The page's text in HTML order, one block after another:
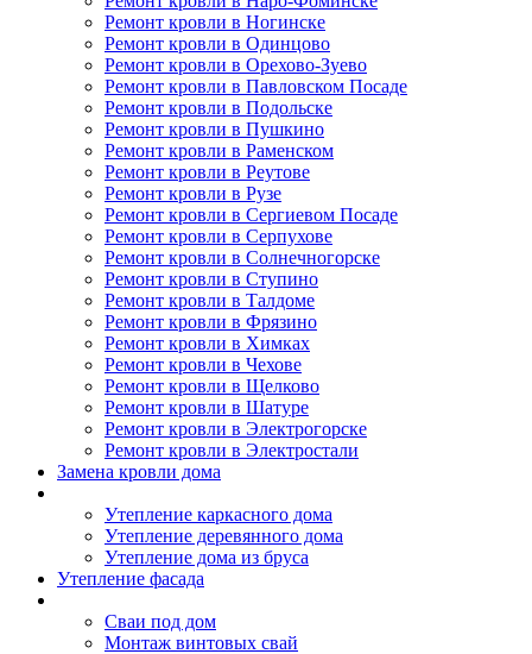
Ремонт кровли в Ногинске
Ремонт кровли в Одинцово
Ремонт кровли в Орехово-Зуево
Ремонт кровли в Павловском Посаде
Ремонт кровли в Подольске
Ремонт кровли в Пушкино
Ремонт кровли в Раменском
Ремонт кровли в Реутове
Ремонт кровли в Рузе
Ремонт кровли в Сергиевом Посаде
Ремонт кровли в Серпухове
Ремонт кровли в Солнечногорске
Ремонт кровли в Ступино
Ремонт кровли в Талдоме
Ремонт кровли в Фрязино
Ремонт кровли в Химках
Ремонт кровли в Чехове
Ремонт кровли в Щелково
Ремонт кровли в Шатуре
Ремонт кровли в Электрогорске
Ремонт кровли в Электростали
Замена кровли дома
Утепление каркасного дома
Утепление деревянного дома
Утепление дома из бруса
Утепление фасада
Сваи под дом
Монтаж винтовых свай